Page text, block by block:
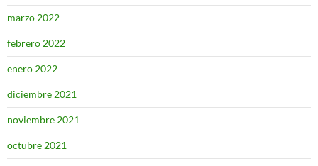
marzo 2022
febrero 2022
enero 2022
diciembre 2021
noviembre 2021
octubre 2021